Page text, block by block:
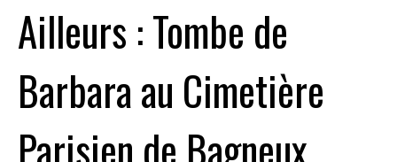
Ailleurs : Tombe de
Barbara au Cimetière
Parisien de Bagneux,